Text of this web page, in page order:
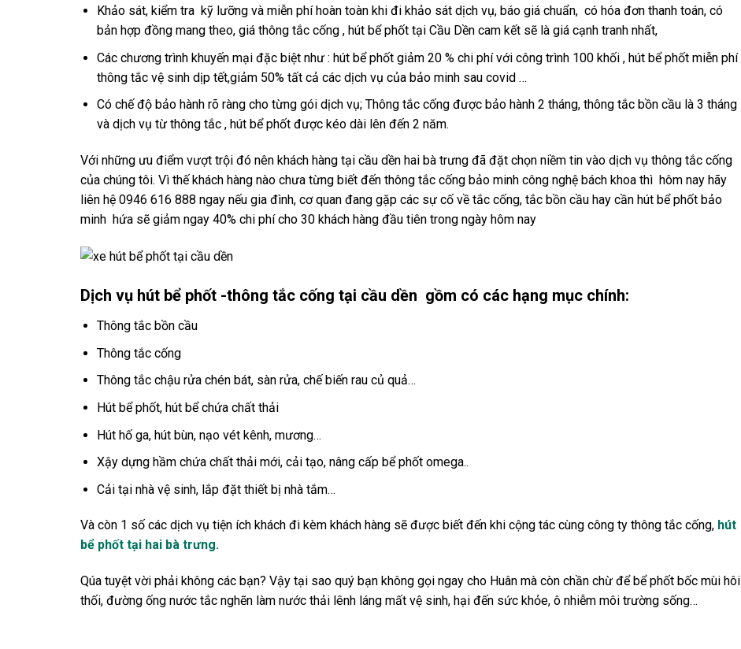
Khảo sát, kiểm tra kỹ lưỡng và miễn phí hoàn toàn khi đi khảo sát dịch vụ, báo giá chuẩn, có hóa đơn thanh toán, có
bản hợp đồng mang theo, giá thông tắc cống , hút bể phốt tại Cầu Dền cam kết sẽ là giá cạnh tranh nhất,
Các chương trình khuyến mại đặc biệt như : hút bể phốt giảm 20 % chi phí với công trình 100 khối , hút bể phốt miễn phí
thông tắc vệ sinh dịp tết,giảm 50% tất cả các dịch vụ của bảo minh sau covid …
Có chế độ bảo hành rõ ràng cho từng gói dịch vụ; Thông tắc cống được bảo hành 2 tháng, thông tắc bồn cầu là 3 tháng
và dịch vụ từ thông tắc , hút bể phốt được kéo dài lên đến 2 năm.
Với những ưu điểm vượt trội đó nên khách hàng tại cầu dền hai bà trưng đã đặt chọn niềm tin vào dịch vụ thông tắc cống
của chúng tôi. Vì thế khách hàng nào chưa từng biết đến thông tắc cống bảo minh công nghệ bách khoa thì hôm nay hãy
liên hệ 0946 616 888 ngay nếu gia đình, cơ quan đang gặp các sự cố về tắc cống, tắc bồn cầu hay cần hút bể phốt bảo
minh hứa sẽ giảm ngay 40% chi phí cho 30 khách hàng đầu tiên trong ngày hôm nay
Dịch vụ hút bể phốt -thông tắc cống tại cầu dền gồm có các hạng mục chính:
Thông tắc bồn cầu
Thông tắc cống
Thông tắc chậu rửa chén bát, sàn rửa, chế biến rau củ quả…
Hút bể phốt, hút bể chứa chất thải
Hút hố ga, hút bùn, nạo vét kênh, mương…
Xậy dựng hầm chứa chất thải mới, cải tạo, nâng cấp bể phốt omega..
Cải tại nhà vệ sinh, lắp đặt thiết bị nhà tắm…
Và còn 1 số các dịch vụ tiện ích khách đi kèm khách hàng sẽ được biết đến khi cộng tác cùng công ty thông tắc cống, hút
bể phốt tại hai bà trưng.
Qúa tuyệt vời phải không các bạn? Vậy tại sao quý bạn không gọi ngay cho Huân mà còn chần chừ để bể phốt bốc mùi hôi
thối, đường ống nước tắc nghẽn làm nước thải lênh láng mất vệ sinh, hại đến sức khỏe, ô nhiễm môi trường sống…